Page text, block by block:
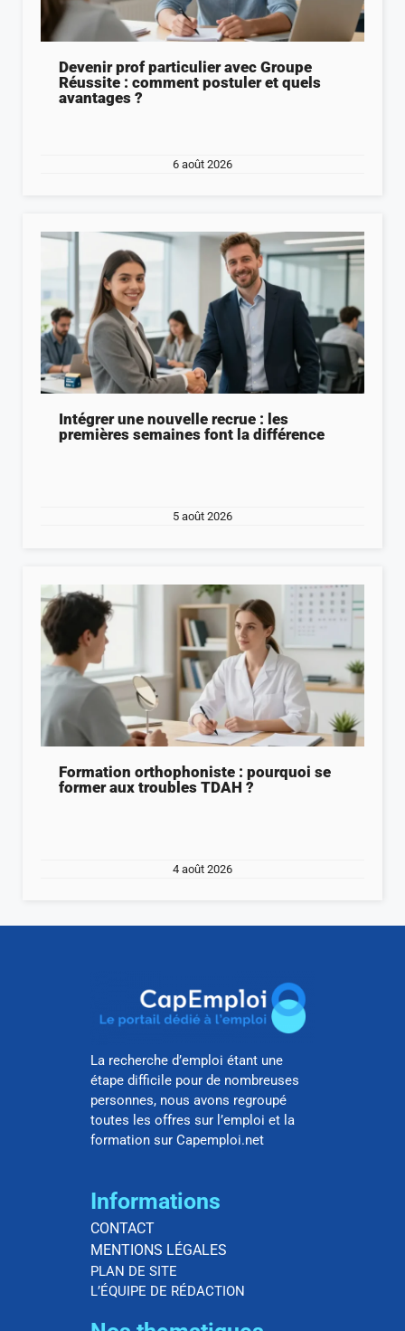
Devenir prof particulier avec Groupe
Réussite : comment postuler et quels
avantages ?
6 août 2026
Intégrer une nouvelle recrue : les
premières semaines font la différence
5 août 2026
Formation orthophoniste : pourquoi se
former aux troubles TDAH ?
4 août 2026
La recherche d’emploi étant une
étape difficile pour de nombreuses
personnes, nous avons regroupé
toutes les offres sur l’emploi et la
formation sur Capemploi.net
Informations
CONTACT
MENTIONS LÉGALES
PLAN DE SITE
L’ÉQUIPE DE RÉDACTION